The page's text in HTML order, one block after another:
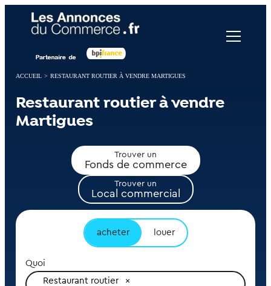
ACCUEIL > RESTAURANT ROUTIER À VENDRE MARTIGUES
Restaurant routier à vendre
Martigues
Trouver un
Fonds de commerce
Trouver un
Local commercial
acheter louer
Quoi
Restaurant routier
Panneau de gestion des cookies